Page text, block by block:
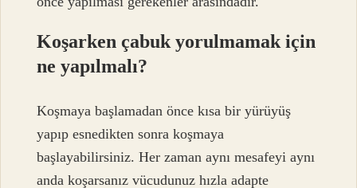
Koşarken çabuk yorulmamak için
ne yapılmalı?
Koşmaya başlamadan önce kısa bir yürüyüş
yapıp esnedikten sonra koşmaya
başlayabilirsiniz. Her zaman aynı mesafeyi aynı
anda koşarsanız vücudunuz hızla adapte